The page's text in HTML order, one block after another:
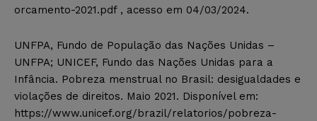
orcamento-2021.pdf , acesso em 04/03/2024.
UNFPA, Fundo de População das Nações Unidas –
UNFPA; UNICEF, Fundo das Nações Unidas para a
Infância. Pobreza menstrual no Brasil: desigualdades e
violações de direitos. Maio 2021. Disponível em:
https://www.unicef.org/brazil/relatorios/pobreza-